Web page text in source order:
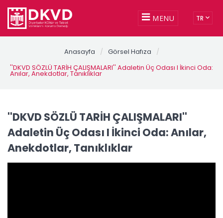
MENU TR
Anasayfa / Görsel Hafıza
/
''DKVD SÖZLÜ TARİH ÇALIŞMALARI'' Adaletin Üç Odası I İkinci Oda:
Anılar, Anekdotlar, Tanıklıklar
''DKVD SÖZLÜ TARİH ÇALIŞMALARI''
Adaletin Üç Odası I İkinci Oda: Anılar,
Anekdotlar, Tanıklıklar